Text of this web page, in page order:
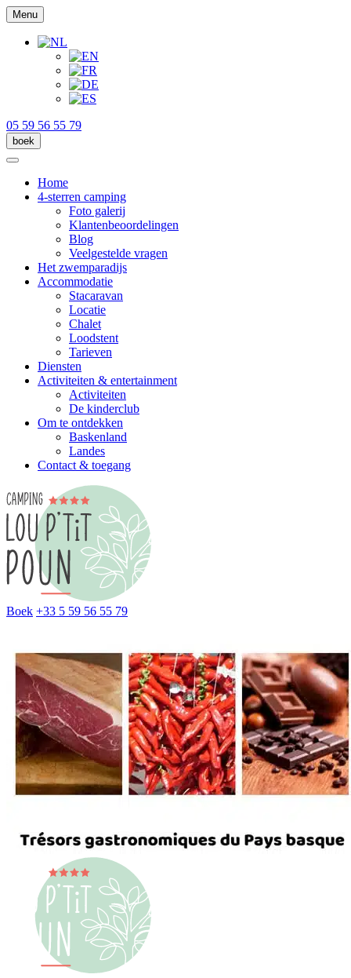
Menu
05 59 56 55 79
boek
Home
4-sterren camping
Foto galerij
Klantenbeoordelingen
Blog
Veelgestelde vragen
Het zwemparadijs
Accommodatie
Stacaravan
Locatie
Chalet
Loodstent
Tarieven
Diensten
Activiteiten & entertainment
Activiteiten
De kinderclub
Om te ontdekken
Baskenland
Landes
Contact & toegang
Boek +33 5 59 56 55 79